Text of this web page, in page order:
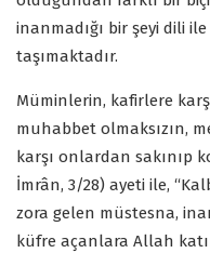
inanmadığı bir şeyi dili
taşımaktadır.
Müminlerin, kafirlere
muhabbet olmaksızın,
karşı onlardan sakınıp
İmrân, 3/28) ayeti ile,
zora gelen müstesna,
küfre açanlara Allah